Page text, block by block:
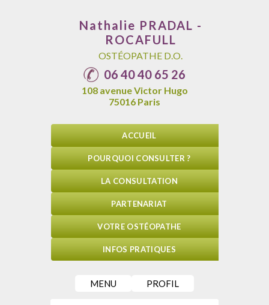
Nathalie PRADAL -
ROCAFULL
OSTÉOPATHE D.O.
06 40 40 65 26
108 avenue Victor Hugo
75016 Paris
ACCUEIL
POURQUOI CONSULTER ?
LA CONSULTATION
PARTENARIAT
VOTRE OSTÉOPATHE
INFOS PRATIQUES
MENU PROFIL